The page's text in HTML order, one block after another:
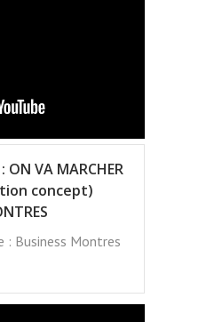
ON VA MARCHER
concept)
: Business Montres